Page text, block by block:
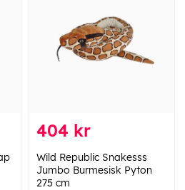
404 kr
Wild Republic Snakesss
Jumbo Burmesisk Pyton
275 cm